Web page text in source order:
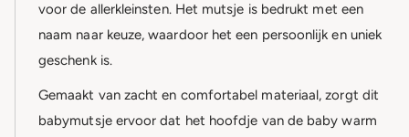
voor de allerkleinsten. Het mutsje is bedrukt met een
naam naar keuze, waardoor het een persoonlijk en uniek
geschenk is.
Gemaakt van zacht en comfortabel materiaal, zorgt dit
babymutsje ervoor dat het hoofdje van de baby warm